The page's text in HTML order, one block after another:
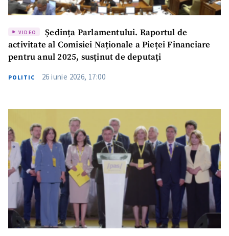
VIDEO
Ședința Parlamentului. Raportul de
activitate al Comisiei Naționale a Pieței Financiare
pentru anul 2025, susținut de deputați
POLITIC 26 iunie 2026, 17:00
Mesajul știrei
+ Mesajul știrei
Sursă anonimă
Nume+ Numele meu
Email+ Emailul meu
Telefon
+ Telefon personal
Am citit și sunt de